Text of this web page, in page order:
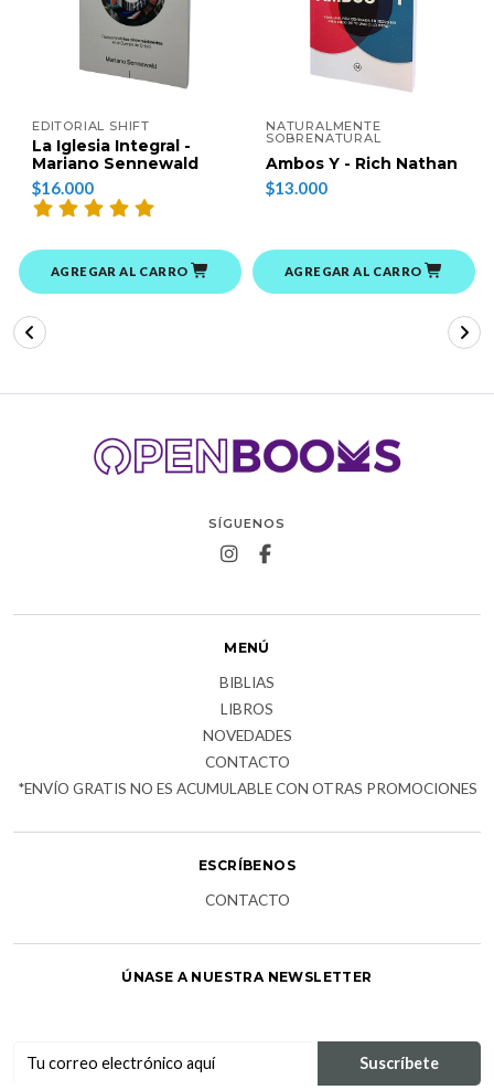
EDITORIAL SHIFT
La Iglesia Integral -
Mariano Sennewald
$16.000
AGREGAR AL CARRO
NATURALMENTE
SOBRENATURAL
Ambos Y - Rich Nathan
$13.000
AGREGAR AL CARRO
SÍGUENOS
MENÚ
BIBLIAS
LIBROS
NOVEDADES
CONTACTO
*ENVÍO GRATIS NO ES ACUMULABLE CON OTRAS PROMOCIONES
ESCRÍBENOS
CONTACTO
ÚNASE A NUESTRA NEWSLETTER